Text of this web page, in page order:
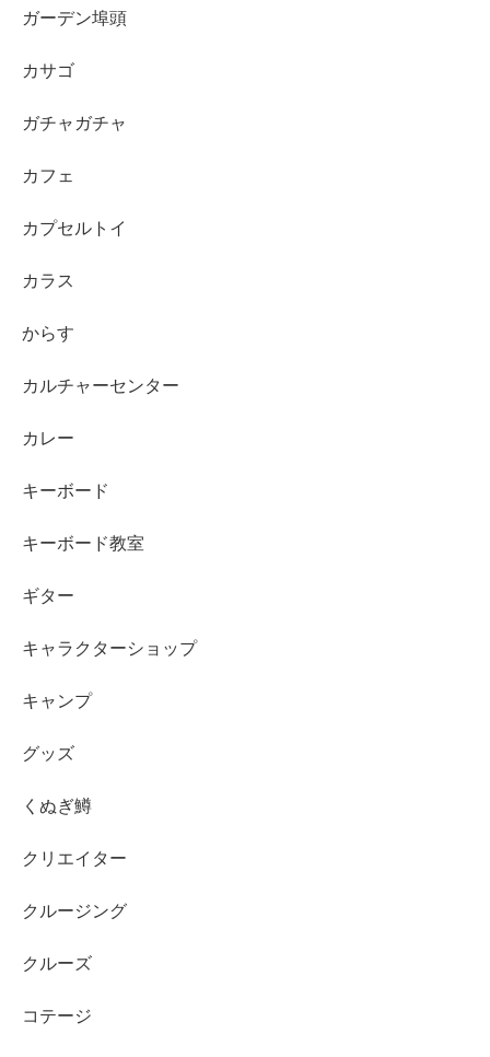
ガーデン埠頭
カサゴ
ガチャガチャ
カフェ
カプセルトイ
カラス
からす
カルチャーセンター
カレー
キーボード
キーボード教室
ギター
キャラクターショップ
キャンプ
グッズ
くぬぎ鱒
クリエイター
クルージング
クルーズ
コテージ